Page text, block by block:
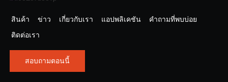
สินค้า ข่าว เกี่ยวกับเรา แอปพลิเคชัน
คำถามที่พบบ่อย
ติดต่อเรา
สอบถามตอนนี้